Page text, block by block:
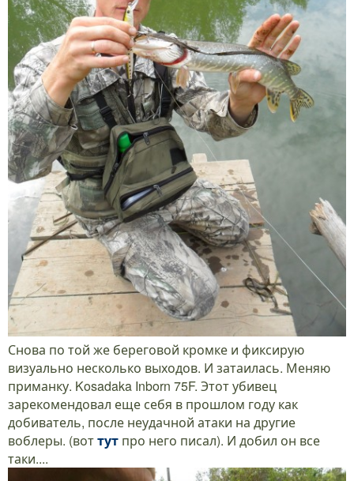
Снова по той же береговой кромке и фиксирую
визуально несколько выходов. И затаилась. Меняю
приманку. Kosadaka Inborn 75F. Этот убивец
зарекомендовал еще себя в прошлом году как
добиватель, после неудачной атаки на другие
воблеры. (воттут про него писал). И добил он все
таки....